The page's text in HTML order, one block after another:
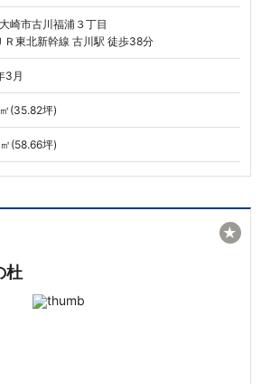
崎市古川福浦３丁目
Ｒ東北新幹線 古川駅 徒歩38分
3月
(35.82坪)
(58.66坪)
杜
★